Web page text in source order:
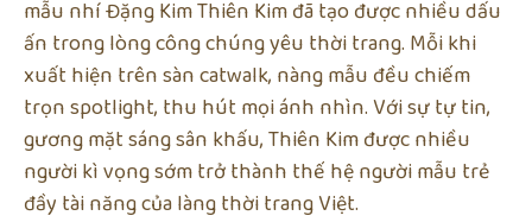
mẫu nhí Đặng Kim Thiên Kim đã tạo được nhiều dấu
ấn trong lòng công chúng yêu thời trang. Mỗi khi
xuất hiện trên sàn catwalk, nàng mẫu đều chiếm
trọn spotlight, thu hút mọi ánh nhìn. Với sự tự tin,
gương mặt sáng sân khấu, Thiên Kim được nhiều
người kì vọng sớm trở thành thế hệ người mẫu trẻ
đầy tài năng của làng thời trang Việt.